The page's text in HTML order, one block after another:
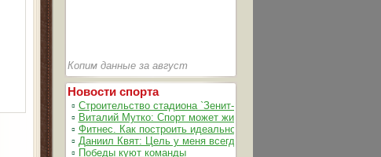
Копим данные за август
Новости спорта
▫ Строительство стадиона `Зенит-Арена` идет согласно графика
▫ Виталий Мутко: Спорт может жить без допинга
▫ Фитнес. Как построить идеальное тело
▫ Даниил Квят: Цель у меня всегда одна – выжимать из себя
▫ Победы куют команды